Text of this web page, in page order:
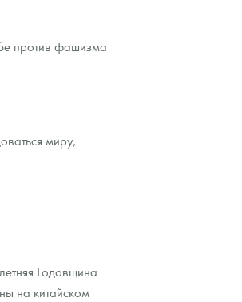
против фашизма
миру,
Годовщина
на китайском